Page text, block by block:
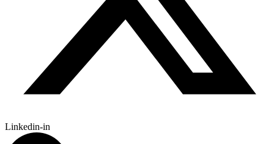
Linkedin-in